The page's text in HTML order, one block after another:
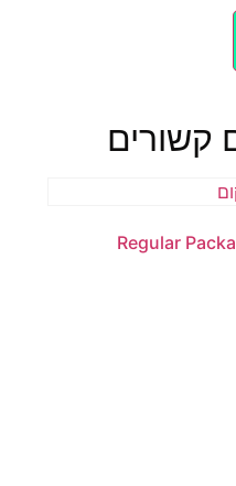
קשורים
Regular